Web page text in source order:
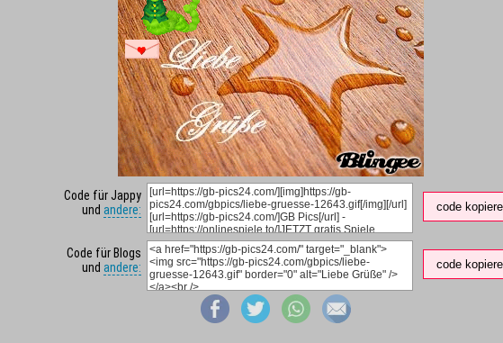
Code für Jappy
und andere: code
Code für Blogs
und andere: code